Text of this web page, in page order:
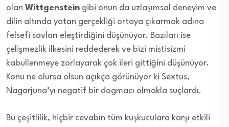
olan Wittgenstein gibi onun da uzlaşımsal deneyim ve
dilin altında yatan gerçekliği ortaya çıkarmak adına
felsefi savları eleştirdiğini düşünüyor. Bazıları ise
çelişmezlik ilkesini reddederek ve bizi mistisizmi
kabullenmeye zorlayarak çok ileri gittiğini düşünüyor.
Konu ne olursa olsun açıkça görünüyor ki Sextus,
Nagarjuna’yı negatif bir dogmacı olmakla suçlardı.
Bu çeşitlilik, hiçbir cevabın tüm kuşkuculara karşı etkili